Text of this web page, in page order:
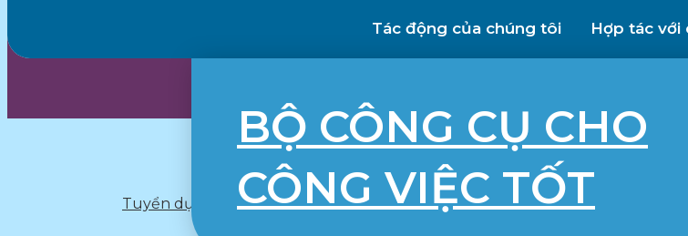
Tác động của chúng tôi Hợp tác với
BỘ CÔNG CỤ CHO
CÔNG VIỆC TỐT
Tuyển dụng Giữ lại